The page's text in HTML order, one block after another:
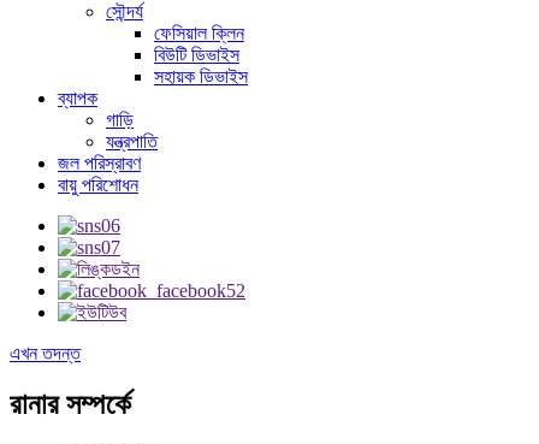
সৌন্দর্য
ফেসিয়াল ক্লিন
বিউটি ডিভাইস
সহায়ক ডিভাইস
ব্যাপক
গাড়ি
যন্ত্রপাতি
জল পরিস্রাবণ
বায়ু পরিশোধন
এখন তদন্ত
রানার সম্পর্কে